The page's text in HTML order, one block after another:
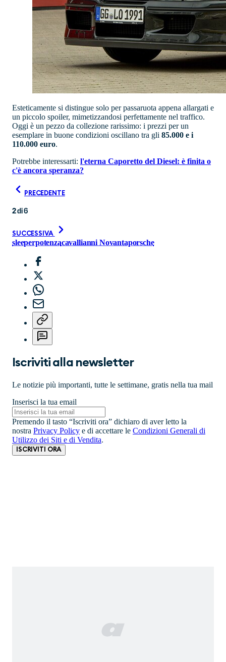
Esteticamente si distingue solo per passaruota appena allargati e
un piccolo spoiler, mimetizzandosi perfettamente nel traffico.
Oggi è un pezzo da collezione rarissimo: i prezzi per un
esemplare in buone condizioni oscillano tra gli 85.000 e i
110.000 euro.
Potrebbe interessarti: l'eterna Caporetto del Diesel: è finita o
c'è ancora speranza?
PRECEDENTE
2di6
SUCCESSIVA
sleeperpotenzacavallianni Novantaporsche
Iscriviti alla newsletter
Le notizie più importanti, tutte le settimane, gratis nella tua mail
Inserisci la tua email
Premendo il tasto “Iscriviti ora” dichiaro di aver letto la
nostra Privacy Policy e di accettare le Condizioni Generali di
Utilizzo dei Siti e di Vendita.
ISCRIVITI ORA